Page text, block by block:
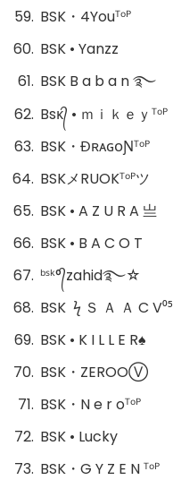
BSK・4Youᵀᵒᴾ
BSK • Yanzz
BSK B a b a n ࿐
Bsᴋ᭄ • ｍｉｋｅｙᵀᵒᴾ
BSK・ĐʀᴀɢᴏƝᵀᵒᴾ
BSKメRUOKᵀᵒᴾツ
BSK • A Z U R A 亗
BSK • B A C O T
ᵇˢᵏ°᭄zahid࿐☆
BSK ㅤ ϟ Ｓ Ａ Ａ C ㅤV⁰⁵
BSK • K I L L E R♠︎
BSK・ZEROOㅤⓋ
BSK・N e r oᵀᵒᴾ
BSK • Lucky
BSK・G Y Z E N ᵀᵒᴾ